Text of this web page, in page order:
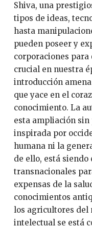
Shiva, una
tipos de ideas,
hasta
pueden poseer y
corporaciones para
crucial en nuestra
introducción
que yace en el
conocimiento. La
esta ampliación sin
inspirada por
humana ni la
de ello, está
transnacionales
expensas de la
conocimientos
los agricultores del
intelectual se está